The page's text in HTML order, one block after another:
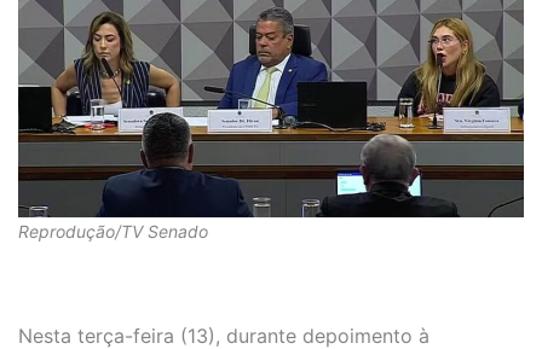
Reprodução/TV Senado
Nesta terça-feira (13), durante depoimento à